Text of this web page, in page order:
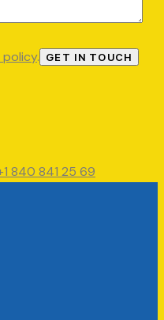
.
840 841 25 69